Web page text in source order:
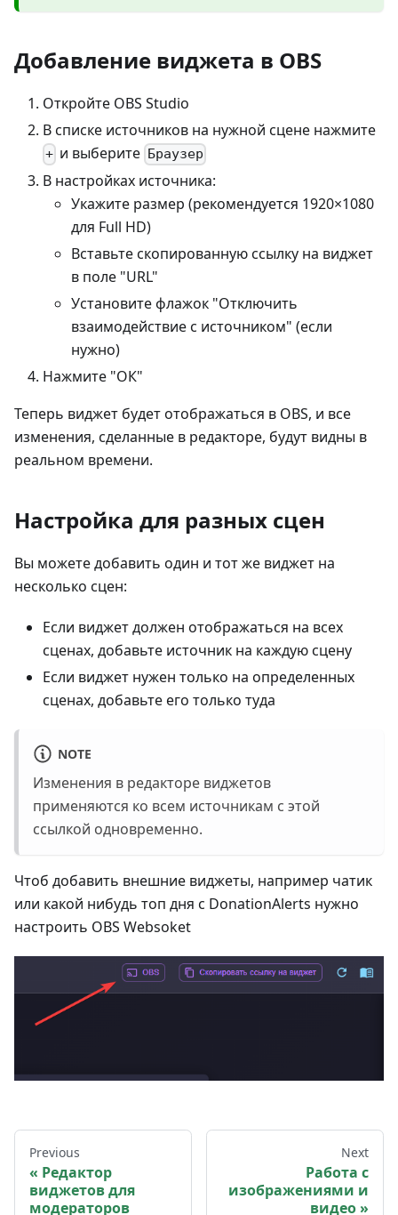
Добавление виджета в OBS
Откройте OBS Studio
В списке источников на нужной сцене нажмите
+ и выберите Браузер
В настройках источника:
Укажите размер (рекомендуется 1920×1080
для Full HD)
Вставьте скопированную ссылку на виджет
в поле "URL"
Установите флажок "Отключить
взаимодействие с источником" (если
нужно)
Нажмите "ОК"
Теперь виджет будет отображаться в OBS, и все
изменения, сделанные в редакторе, будут видны в
реальном времени.
Настройка для разных сцен
Вы можете добавить один и тот же виджет на
несколько сцен:
Если виджет должен отображаться на всех
сценах, добавьте источник на каждую сцену
Если виджет нужен только на определенных
сценах, добавьте его только туда
NOTE
Изменения в редакторе виджетов
применяются ко всем источникам с этой
ссылкой одновременно.
Чтоб добавить внешние виджеты, например чатик
или какой нибудь топ дня с DonationAlerts нужно
настроить OBS Websoket
Previous
Редактор
виджетов для
модераторов
Next
Работа с
изображениями и
видео